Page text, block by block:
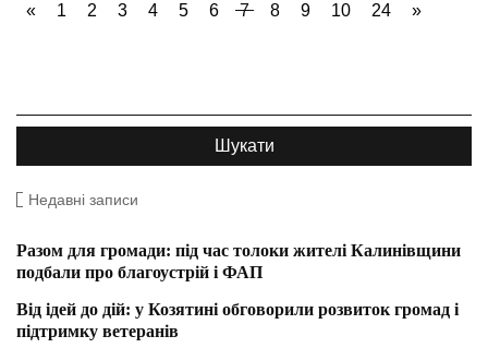
« 1 2 3 4 5 6 7 8 9 10 24 »
Недавні записи
Разом для громади: під час толоки жителі Калинівщини
подбали про благоустрій і ФАП
Від ідей до дій: у Козятині обговорили розвиток громад і
підтримку ветеранів